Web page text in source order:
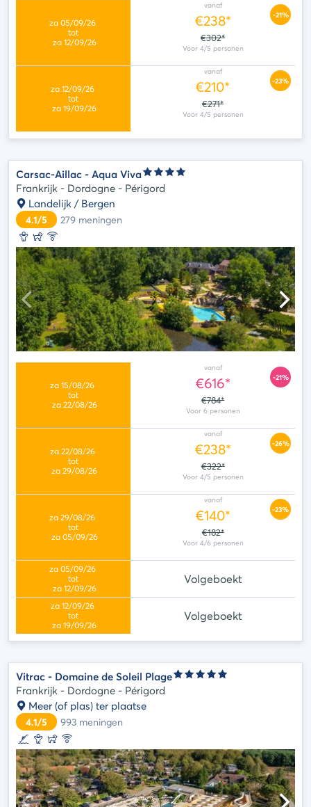
-21%
vanaf
€238*
€302*
-23%
vanaf
€210*
€271*
Carsac-Aillac - Aqua Viva
Frankrijk - Dordogne - Périgord
Landelijk / Bergen
4.1/5 279meningen
-21%
vanaf
€616*
€784*
-26%
vanaf
€238*
€322*
-23%
vanaf
€140*
€182*
Volgeboekt
Volgeboekt
Vitrac - Domaine de Soleil Plage
Frankrijk - Dordogne - Périgord
Meer (of plas) ter plaatse
4.1/5 993meningen